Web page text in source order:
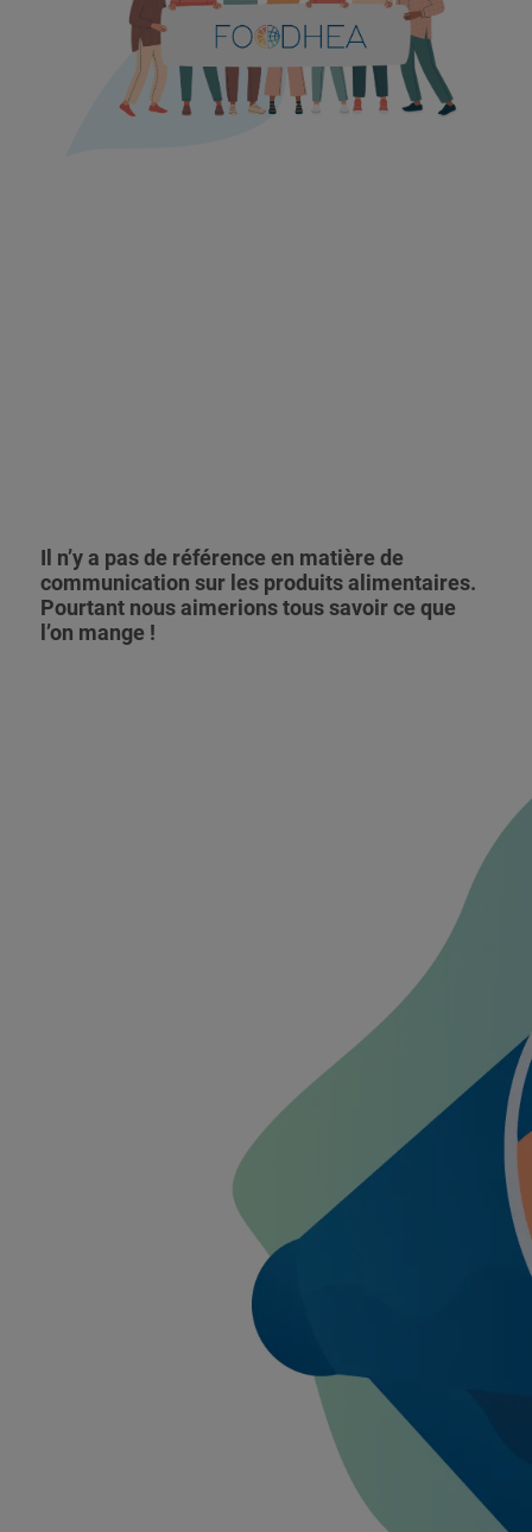
Il n’y a pas de référence en matière de
communication sur les produits alimentaires.
Pourtant nous aimerions tous savoir ce que
l’on mange !